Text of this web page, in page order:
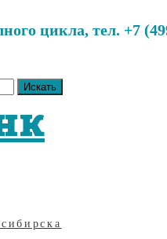
цикла, тел. +7
Искать